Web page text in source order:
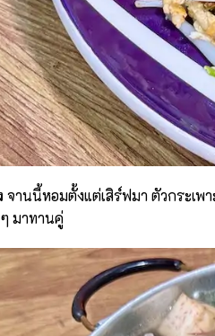
จานนี้หอมตั้งแต่เสิร์ฟมา ตัวกระเ
มาทานคู่